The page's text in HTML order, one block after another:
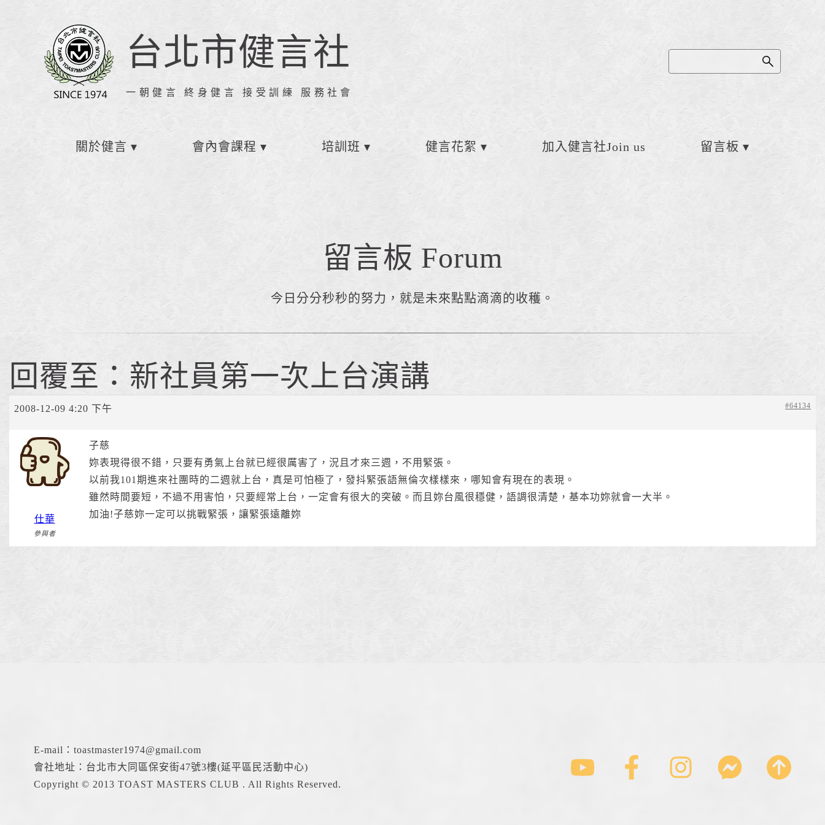
台北市健言社
一朝健言 終身健言 接受訓練 服務社會
關於健言 會內會課程 培訓班 健言花絮 加入健言社Join us 留言板
留言板 Forum
今日分分秒秒的努力，就是未來點點滴滴的收穫。
回覆至：新社員第一次上台演講
2008-12-09 4:20 下午 #64134
仕華
參與者
子慈
妳表現得很不錯，只要有勇氣上台就已經很厲害了，況且才來三週，不用緊張。
以前我101期進來社團時的二週就上台，真是可怕極了，發抖緊張語無倫次樣樣來，哪知會有現在的表現。
雖然時間要短，不過不用害怕，只要經常上台，一定會有很大的突破。而且妳台風很穩健，語調很清楚，基本功妳就會一大半。
加油!子慈妳一定可以挑戰緊張，讓緊張遠離妳
E-mail： toastmaster1974@gmail.com
會社地址：台北市大同區保安街47號3樓(延平區民活動中心)
Copyright © 2013 TOAST MASTERS CLUB . All Rights Reserved.